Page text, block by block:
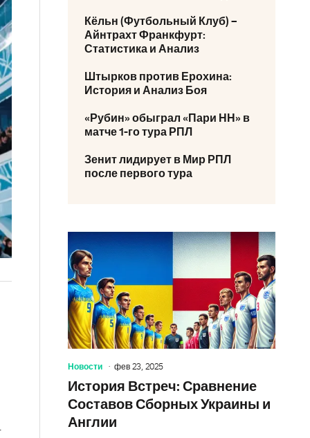
Кёльн (Футбольный Клуб) –
Айнтрахт Франкфурт:
Статистика и Анализ
Штырков против Ерохина:
История и Анализ Боя
«Рубин» обыграл «Пари НН» в
матче 1-го тура РПЛ
Зенит лидирует в Мир РПЛ
после первого тура
Новости фев 23, 2025
История Встреч: Сравнение
Составов Сборных Украины и
Англии